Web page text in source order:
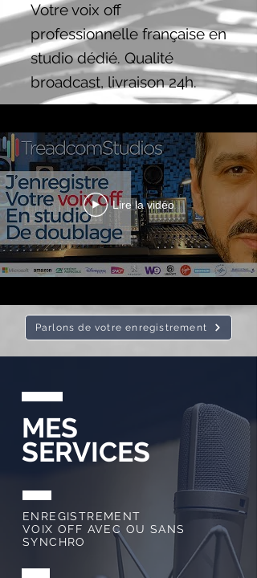
Votre voix off
professionnelle française en
studio dédié. Qualité
broadcast, livraison 24h.
Lire la vidéo
Parlons de votre enregistrement
MES
SERVICES
ENREGISTREMENT
VOIX OFF AVEC OU SANS
SYNCHRO